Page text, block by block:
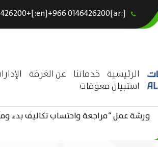
[:ar]966146426200+[:en]+966 0146426200[:]
الرئيسية خدماتنا عن الغرفة
استبيان معوقات
ورشة عمل “مراجعة واحتساب تكاليف بدء
ورشة عمل : العمـــــل الحـــــر